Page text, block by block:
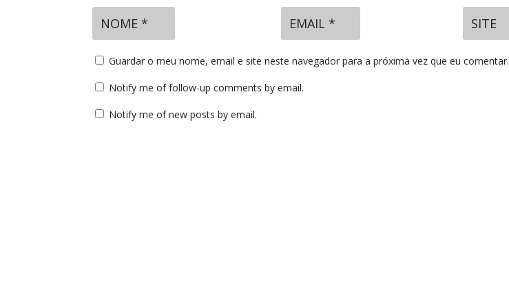
Guardar o meu nome, email e site neste navegador para a próxima vez que eu comentar.
Notify me of follow-up comments by email.
Notify me of new posts by email.